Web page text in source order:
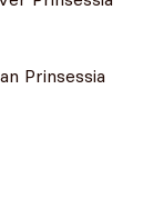
Prinsessia